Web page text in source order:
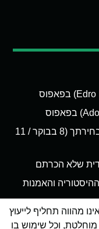
סיור סגוויי בפאפוס עם מדריך בשעה לבחירתך (8 בבוקר / 11
שלא הכרתם
והאמנות
מהווה תחליף לייעוץ
וכל שימוש בו